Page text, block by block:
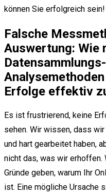
können Sie erfolgreich sein!
Falsche
Auswertung: Wie
Erfolge effektiv
Es ist frustrierend, keine
sehen. Wir wissen, dass
und hart gearbeitet haben,
nicht das, was wir erhoffen.
Gründe geben, warum Ihr
ist. Eine mögliche Ursache